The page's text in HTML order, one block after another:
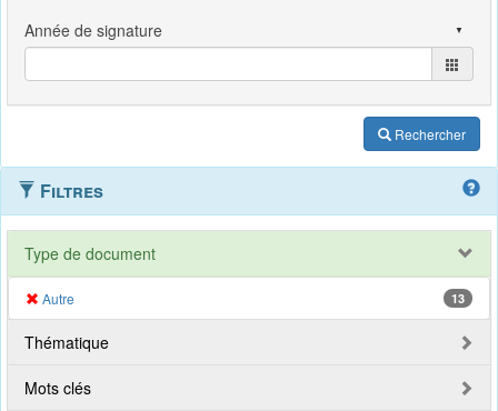
Rechercher
Filtres
Type de document
Autre 13
Thématique
Mots clés